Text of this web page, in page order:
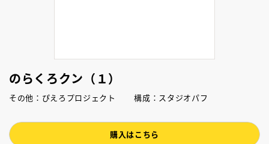
のらくろクン（１）
その他：ぴえろプロジェクト 構成：スタジオパフ
購入はこちら